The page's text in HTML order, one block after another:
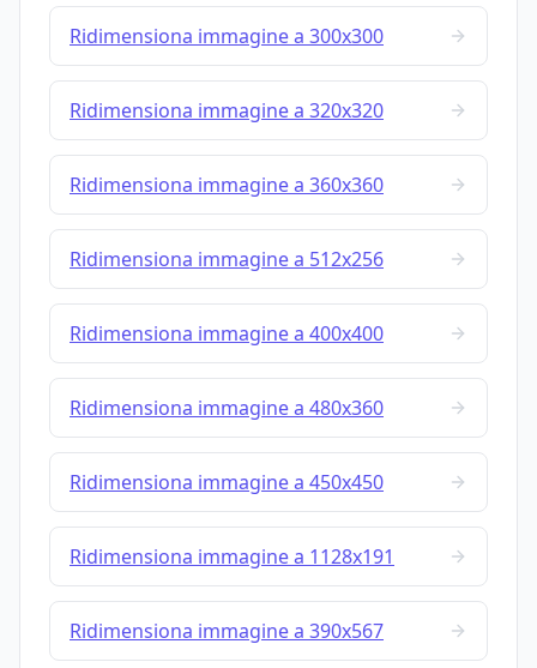
Ridimensiona immagine a 300x300
Ridimensiona immagine a 320x320
Ridimensiona immagine a 360x360
Ridimensiona immagine a 512x256
Ridimensiona immagine a 400x400
Ridimensiona immagine a 480x360
Ridimensiona immagine a 450x450
Ridimensiona immagine a 1128x191
Ridimensiona immagine a 390x567